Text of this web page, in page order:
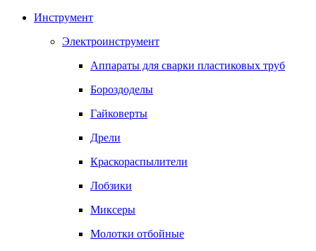
Инструмент
Электроинструмент
Аппараты для сварки пластиковых труб
Бороздоделы
Гайковерты
Дрели
Краскораспылители
Лобзики
Миксеры
Молотки отбойные